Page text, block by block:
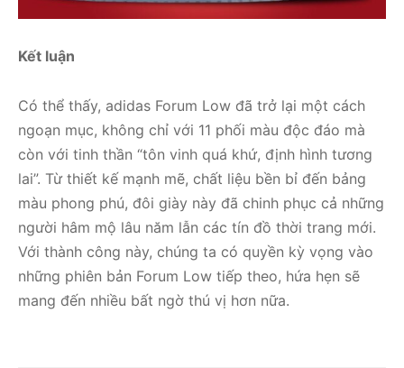
Kết luận
Có thể thấy, adidas Forum Low đã trở lại một cách
ngoạn mục, không chỉ với 11 phối màu độc đáo mà
còn với tinh thần “tôn vinh quá khứ, định hình tương
lai”. Từ thiết kế mạnh mẽ, chất liệu bền bỉ đến bảng
màu phong phú, đôi giày này đã chinh phục cả những
người hâm mộ lâu năm lẫn các tín đồ thời trang mới.
Với thành công này, chúng ta có quyền kỳ vọng vào
những phiên bản Forum Low tiếp theo, hứa hẹn sẽ
mang đến nhiều bất ngờ thú vị hơn nữa.